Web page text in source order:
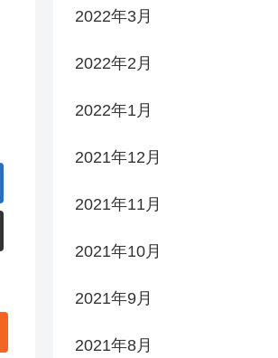
2022年3月
2022年2月
2022年1月
2021年12月
2021年11月
2021年10月
2021年9月
2021年8月